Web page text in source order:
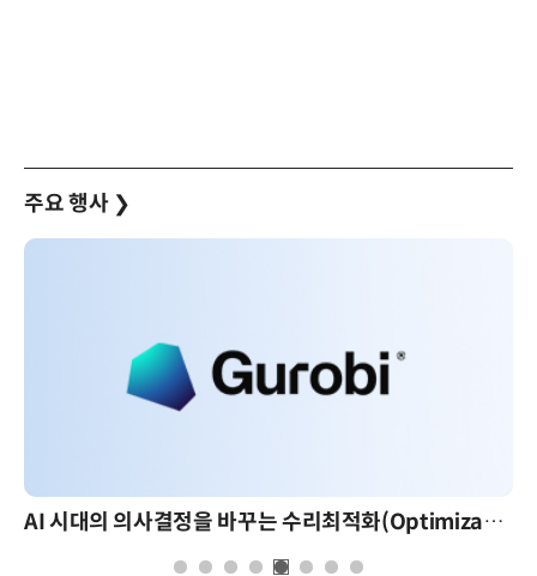
주요 행사 ❯
AI 시대의 의사결정을 바꾸는 수리최적화(Optimization): 실제 산업 적용 사례와 활용 전략